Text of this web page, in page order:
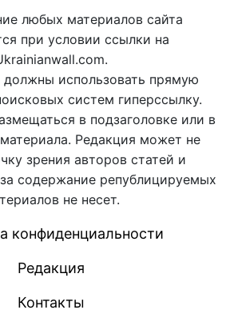
любых материалов сайта
при условии ссылки на
использовать прямую
систем гиперссылку.
в подзаголовке или в
Редакция может не
зрения авторов статей и
содержание републицируемых
не несет.
конфиденциальности
Редакция
Контакты